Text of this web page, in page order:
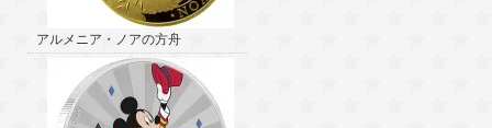
アルメニア・ノアの方舟